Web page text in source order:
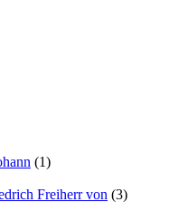
(1)
Freiherr von (3)